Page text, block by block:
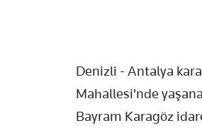
Denizli - Antalya
Mahallesi'nde
Bayram Karagöz